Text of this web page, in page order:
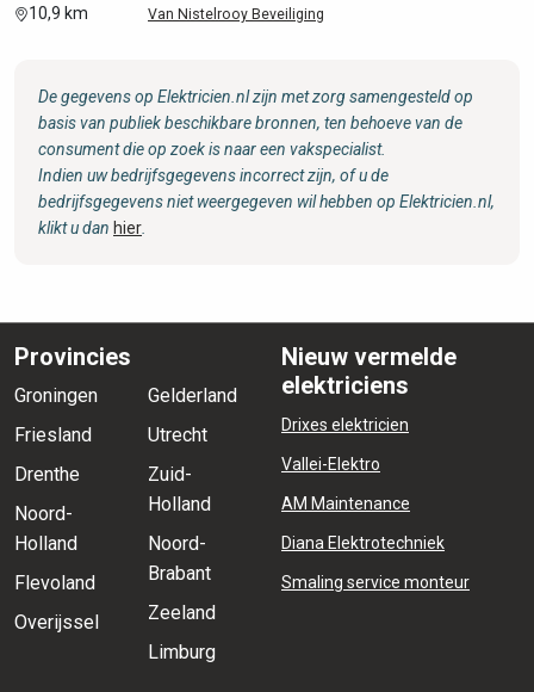
10,9 km Van Nistelrooy Beveiliging
De gegevens op Elektricien.nl zijn met zorg samengesteld op
basis van publiek beschikbare bronnen, ten behoeve van de
consument die op zoek is naar een vakspecialist.
Indien uw bedrijfsgegevens incorrect zijn, of u de
bedrijfsgegevens niet weergegeven wil hebben op Elektricien.nl,
klikt u dan hier
Provincies
Groningen
Friesland
Drenthe
Noord-
Holland
Flevoland
Overijssel
Gelderland
Utrecht
Zuid-
Holland
Noord-
Brabant
Zeeland
Limburg
Nieuw vermelde
elektriciens
Drixes elektricien
Vallei-Elektro
AM Maintenance
Diana Elektrotechniek
Smaling service monteur